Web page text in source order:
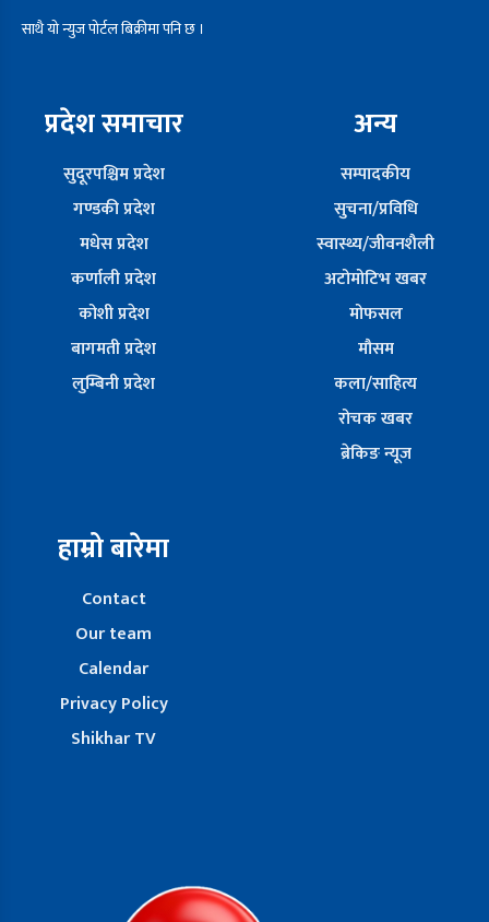
साथै यो न्युज पोर्टल बिक्रीमा पनि छ ।
प्रदेश समाचार
सुदूरपश्चिम प्रदेश
गण्डकी प्रदेश
मधेस प्रदेश
कर्णाली प्रदेश
कोशी प्रदेश
बागमती प्रदेश
लुम्बिनी प्रदेश
अन्य
सम्पादकीय
सुचना/प्रविधि
स्वास्थ्य/जीवनशैली
अटोमोटिभ खबर
मोफसल
मौसम
कला/साहित्य
रोचक खबर
ब्रेकिङ न्यूज
हाम्रो बारेमा
Contact
Our team
Calendar
Privacy Policy
Shikhar TV